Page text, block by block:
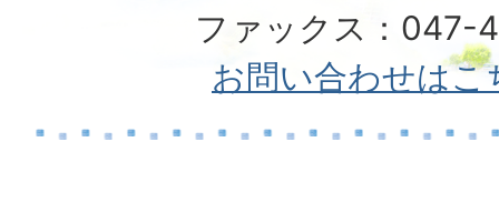
ファックス：047-
お問い合わせはこ